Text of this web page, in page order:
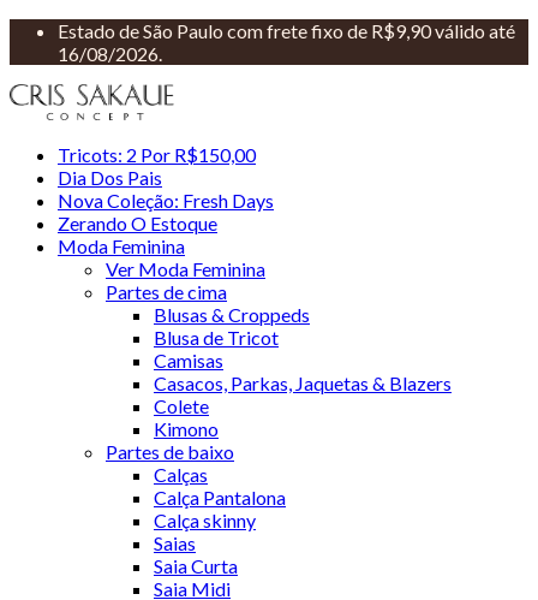
Estado de São Paulo com frete fixo de R$9,90 válido até
16/08/2026.
Tricots: 2 Por R$150,00
Dia Dos Pais
Nova Coleção: Fresh Days
Zerando O Estoque
Moda Feminina
Ver Moda Feminina
Partes de cima
Blusas & Croppeds
Blusa de Tricot
Camisas
Casacos, Parkas, Jaquetas & Blazers
Colete
Kimono
Partes de baixo
Calças
Calça Pantalona
Calça skinny
Saias
Saia Curta
Saia Midi